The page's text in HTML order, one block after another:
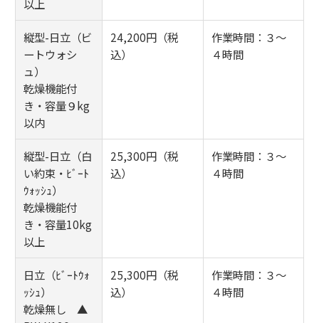
以上
縦型-日立（ビ
ートウォシ
ュ）
乾燥機能付
き・容量９kg
以内
24,200円（税
込）
作業時間：３～
４時間
縦型-日立（白
い約束・ﾋﾞｰﾄ
ｳｫｯｼｭ）
乾燥機能付
き・容量10kg
以上
25,300円（税
込）
作業時間：３～
４時間
日立（ﾋﾞｰﾄｳｫ
ｯｼｭ）
乾燥無し ▲
25,300円（税
込）
作業時間：３～
４時間